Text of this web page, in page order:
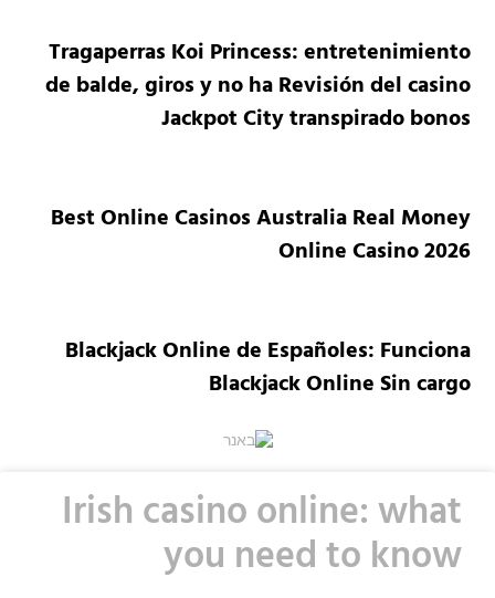
Tragaperras Koi Princess: entretenimiento
de balde, giros y no ha Revisión del casino
Jackpot City transpirado bonos
Best Online Casinos Australia Real Money
Online Casino 2026
Blackjack Online de Españoles: Funciona
Blackjack Online Sin cargo
Irish casino online: what
you need to know